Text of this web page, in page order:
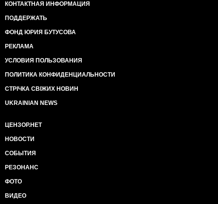
КОНТАКТНАЯ ИНФОРМАЦИЯ
ПОДДЕРЖАТЬ
ФОНД ЮРИЯ БУТУСОВА
РЕКЛАМА
УСЛОВИЯ ПОЛЬЗОВАНИЯ
ПОЛИТИКА КОНФИДЕНЦИАЛЬНОСТИ
СТРІЧКА СВІЖИХ НОВИН
UKRAINIAN NEWS
ЦЕНЗОР.НЕТ
НОВОСТИ
СОБЫТИЯ
РЕЗОНАНС
ФОТО
ВИДЕО